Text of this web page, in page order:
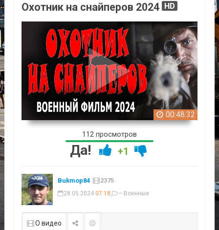
Охотник на снайперов 2024 HD
00:48:32
112 просмотров
Да! +1
Bukmop84 2375
28.05.2024 07:18, — Военные
О видео